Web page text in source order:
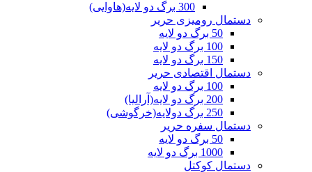
300 برگ دو لایه(هاوایی)
دستمال رومیزی حریر
50 برگ دو لایه
100 برگ دو لایه
150 برگ دو لایه
دستمال اقتصادی حریر
100 برگ دو لایه
200 برگ دو لایه(آرالیا)
250 برگ دولایه(خرگوشی)
دستمال سفره حریر
50 برگ دو لایه
1000 برگ دو لایه
دستمال کوکتل